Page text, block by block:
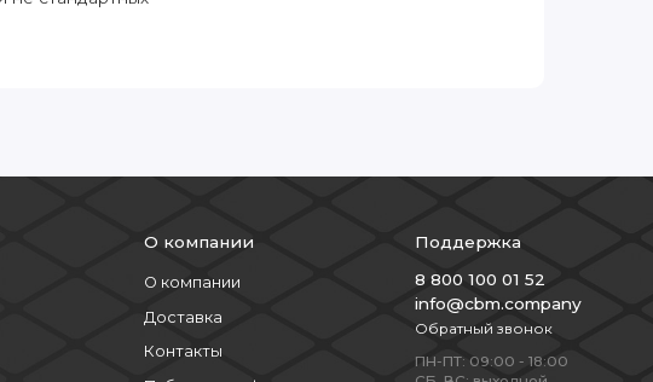
О компании
О компании
Доставка
Контакты
Поддержка
8 800 100 01 52
info@cbm.company
Обратный звонок
ПН-ПТ: 09:00 - 18:00